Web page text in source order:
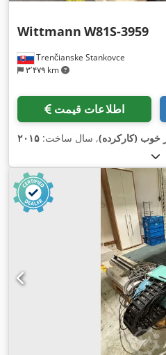
Trenčianske Stankovce
۳٬۴۷۹ km
Wittmann W81S-3959
اطلاعات قیمت
خوب (کارکرده), سال ساخت: ۲۰۱۵